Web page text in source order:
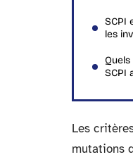
SCPI
les
SCPI
Les
mutations